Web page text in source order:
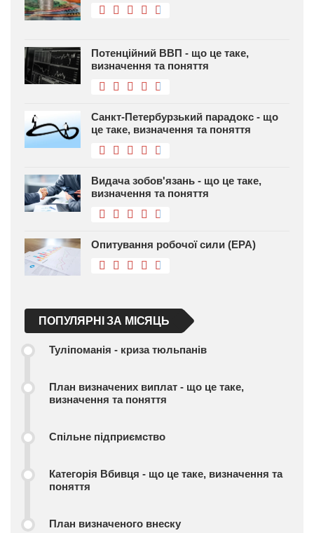
Потенційний ВВП - що це таке,
визначення та поняття
Санкт-Петербурзький парадокс - що
це таке, визначення та поняття
Видача зобов'язань - що це таке,
визначення та поняття
Опитування робочої сили (EPA)
ПОПУЛЯРНІ ЗА МІСЯЦЬ
Туліпоманія - криза тюльпанів
План визначених виплат - що це таке,
визначення та поняття
Спільне підприємство
Категорія Вбивця - що це таке, визначення та
поняття
План визначеного внеску